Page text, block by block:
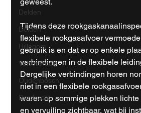
Delden
Delden
Hillegom
Velserbroek
Oudenbosch
Dordrecht
Tijdens deze
flexibele rookgasafvoer
gebruik is en dat er op enkele
verbindingen in de flexibele
Dergelijke verbindingen horen
niet in een flexibele
waren op sommige plekken
en vervuiling zichtbaar, wat bij